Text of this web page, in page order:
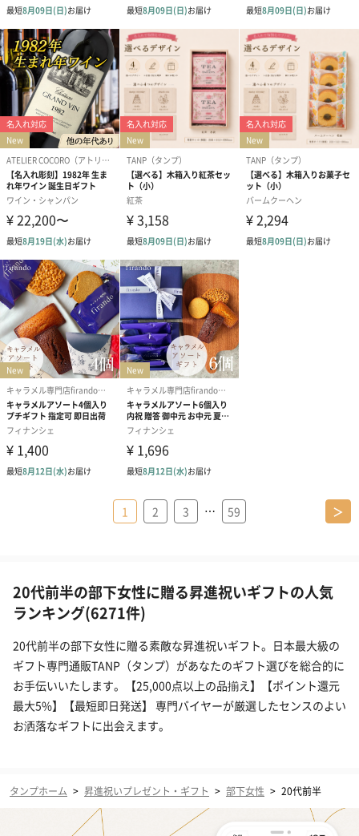
1 2 3 … 59 ＞
20代前半の部下女性に贈る昇進祝いギフトの人気
ランキング(6271件)
20代前半の部下女性に贈る素敵な昇進祝いギフト。日本最大級の
ギフト専門通販TANP（タンプ）があなたのギフト選びを総合的に
お手伝いいたします。【25,000点以上の品揃え】【ポイント還元
最大5%】【最短即日発送】 専門バイヤーが厳選したセンスのよい
お洒落なギフトに出会えます。
タンプホーム > 昇進祝いプレゼント・ギフト > 部下女性 > 20代前半